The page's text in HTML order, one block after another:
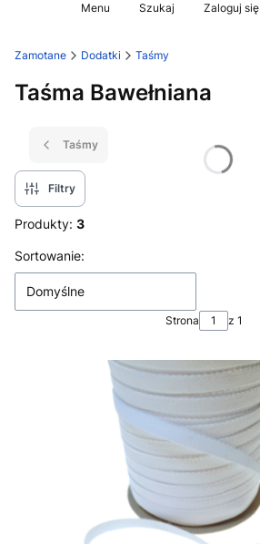
Menu Szukaj Zaloguj się
Zamotane Dodatki Taśmy
Taśma Bawełniana
Taśmy
Filtry
Produkty: 3
Lista produktów
Sortowanie:
Domyślne
Strona z 1